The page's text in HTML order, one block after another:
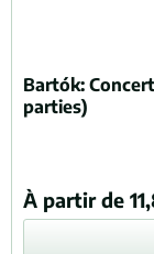
Bartók:
parties)
À partir de